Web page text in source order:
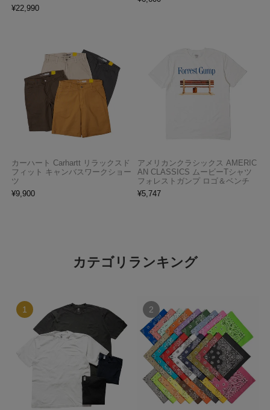
¥22,990
カーハート Carhartt リラックスド
フィット キャンバスワークショー
ツ
¥9,900
アメリカンクラシックス AMERIC
AN CLASSICS ムービーTシャツ
フォレストガンプ ロゴ＆ベンチ
¥5,747
カテゴリランキング